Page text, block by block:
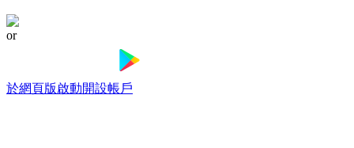
or
於網頁版啟動開設帳戶